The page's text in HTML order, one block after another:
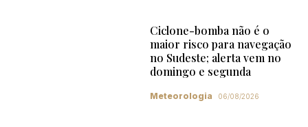
Ciclone-bomba não é o
maior risco para navegação
no Sudeste; alerta vem no
domingo e segunda
Meteorologia 06/08/2026